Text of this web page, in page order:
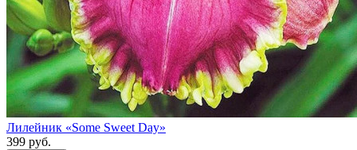
Лилейник «Some Sweet Day»
399 руб.